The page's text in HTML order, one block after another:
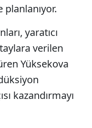
yaratıcı
verilen
Yüksekova
kazandırmayı